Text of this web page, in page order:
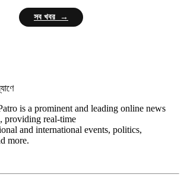
সব খবর →
is a prominent and leading online news
providing real-time
and international events, politics,
more.